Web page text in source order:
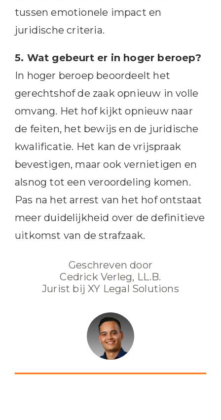
tussen emotionele impact en
juridische criteria.
5. Wat gebeurt er in hoger beroep?
In hoger beroep beoordeelt het
gerechtshof de zaak opnieuw in volle
omvang. Het hof kijkt opnieuw naar
de feiten, het bewijs en de juridische
kwalificatie. Het kan de vrijspraak
bevestigen, maar ook vernietigen en
alsnog tot een veroordeling komen.
Pas na het arrest van het hof ontstaat
meer duidelijkheid over de definitieve
uitkomst van de strafzaak.
Geschreven door
Cedrick Verleg, LL.B.
Jurist bij XY Legal Solutions